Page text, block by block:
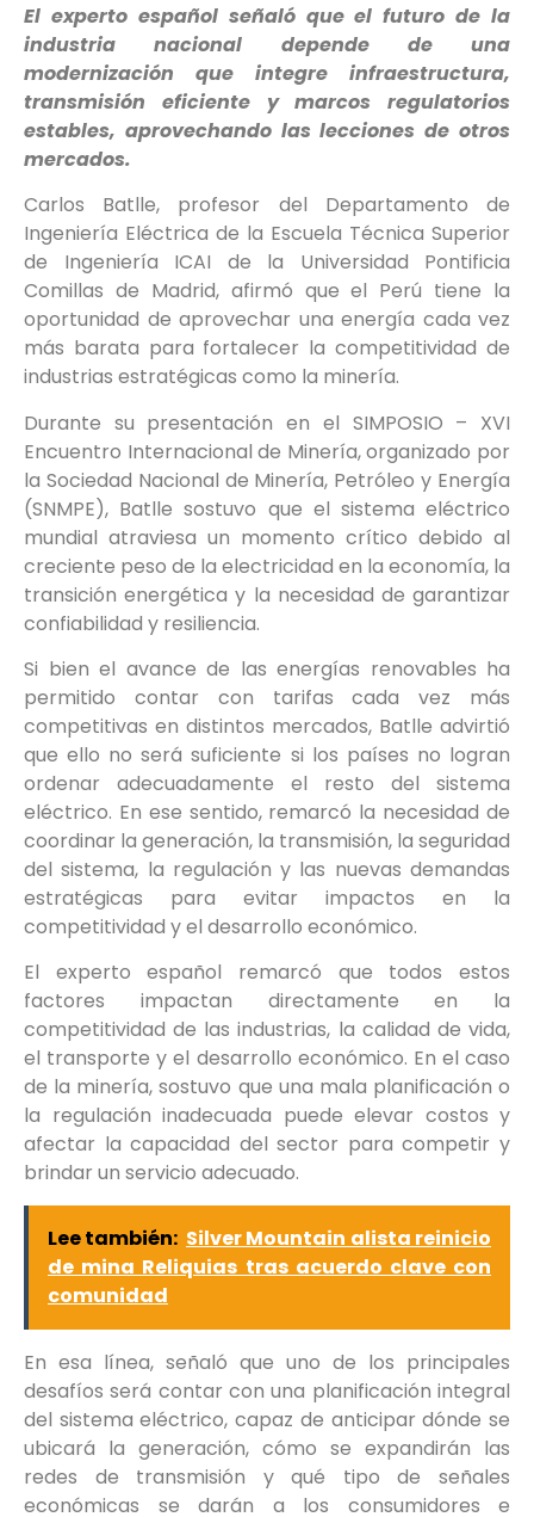
El experto español señaló que el futuro de la
industria nacional depende de una
modernización que integre infraestructura,
transmisión eficiente y marcos regulatorios
estables, aprovechando las lecciones de otros
mercados.
Carlos Batlle, profesor del Departamento de
Ingeniería Eléctrica de la Escuela Técnica Superior
de Ingeniería ICAI de la Universidad Pontificia
Comillas de Madrid, afirmó que el Perú tiene la
oportunidad de aprovechar una energía cada vez
más barata para fortalecer la competitividad de
industrias estratégicas como la minería.
Durante su presentación en el SIMPOSIO – XVI
Encuentro Internacional de Minería, organizado por
la Sociedad Nacional de Minería, Petróleo y Energía
(SNMPE), Batlle sostuvo que el sistema eléctrico
mundial atraviesa un momento crítico debido al
creciente peso de la electricidad en la economía, la
transición energética y la necesidad de garantizar
confiabilidad y resiliencia.
Si bien el avance de las energías renovables ha
permitido contar con tarifas cada vez más
competitivas en distintos mercados, Batlle advirtió
que ello no será suficiente si los países no logran
ordenar adecuadamente el resto del sistema
eléctrico. En ese sentido, remarcó la necesidad de
coordinar la generación, la transmisión, la seguridad
del sistema, la regulación y las nuevas demandas
estratégicas para evitar impactos en la
competitividad y el desarrollo económico.
El experto español remarcó que todos estos
factores impactan directamente en la
competitividad de las industrias, la calidad de vida,
el transporte y el desarrollo económico. En el caso
de la minería, sostuvo que una mala planificación o
la regulación inadecuada puede elevar costos y
afectar la capacidad del sector para competir y
brindar un servicio adecuado.
Lee también: Silver Mountain alista reinicio
de mina Reliquias tras acuerdo clave con
comunidad
En esa línea, señaló que uno de los principales
desafíos será contar con una planificación integral
del sistema eléctrico, capaz de anticipar dónde se
ubicará la generación, cómo se expandirán las
redes de transmisión y qué tipo de señales
económicas se darán a los consumidores e